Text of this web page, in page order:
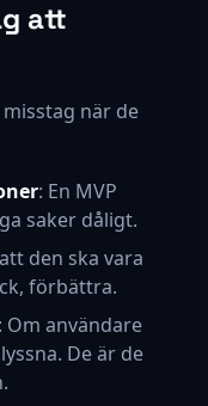
att
när de
: En MVP
saker dåligt.
den ska vara
förbättra.
: Om användare
De är de